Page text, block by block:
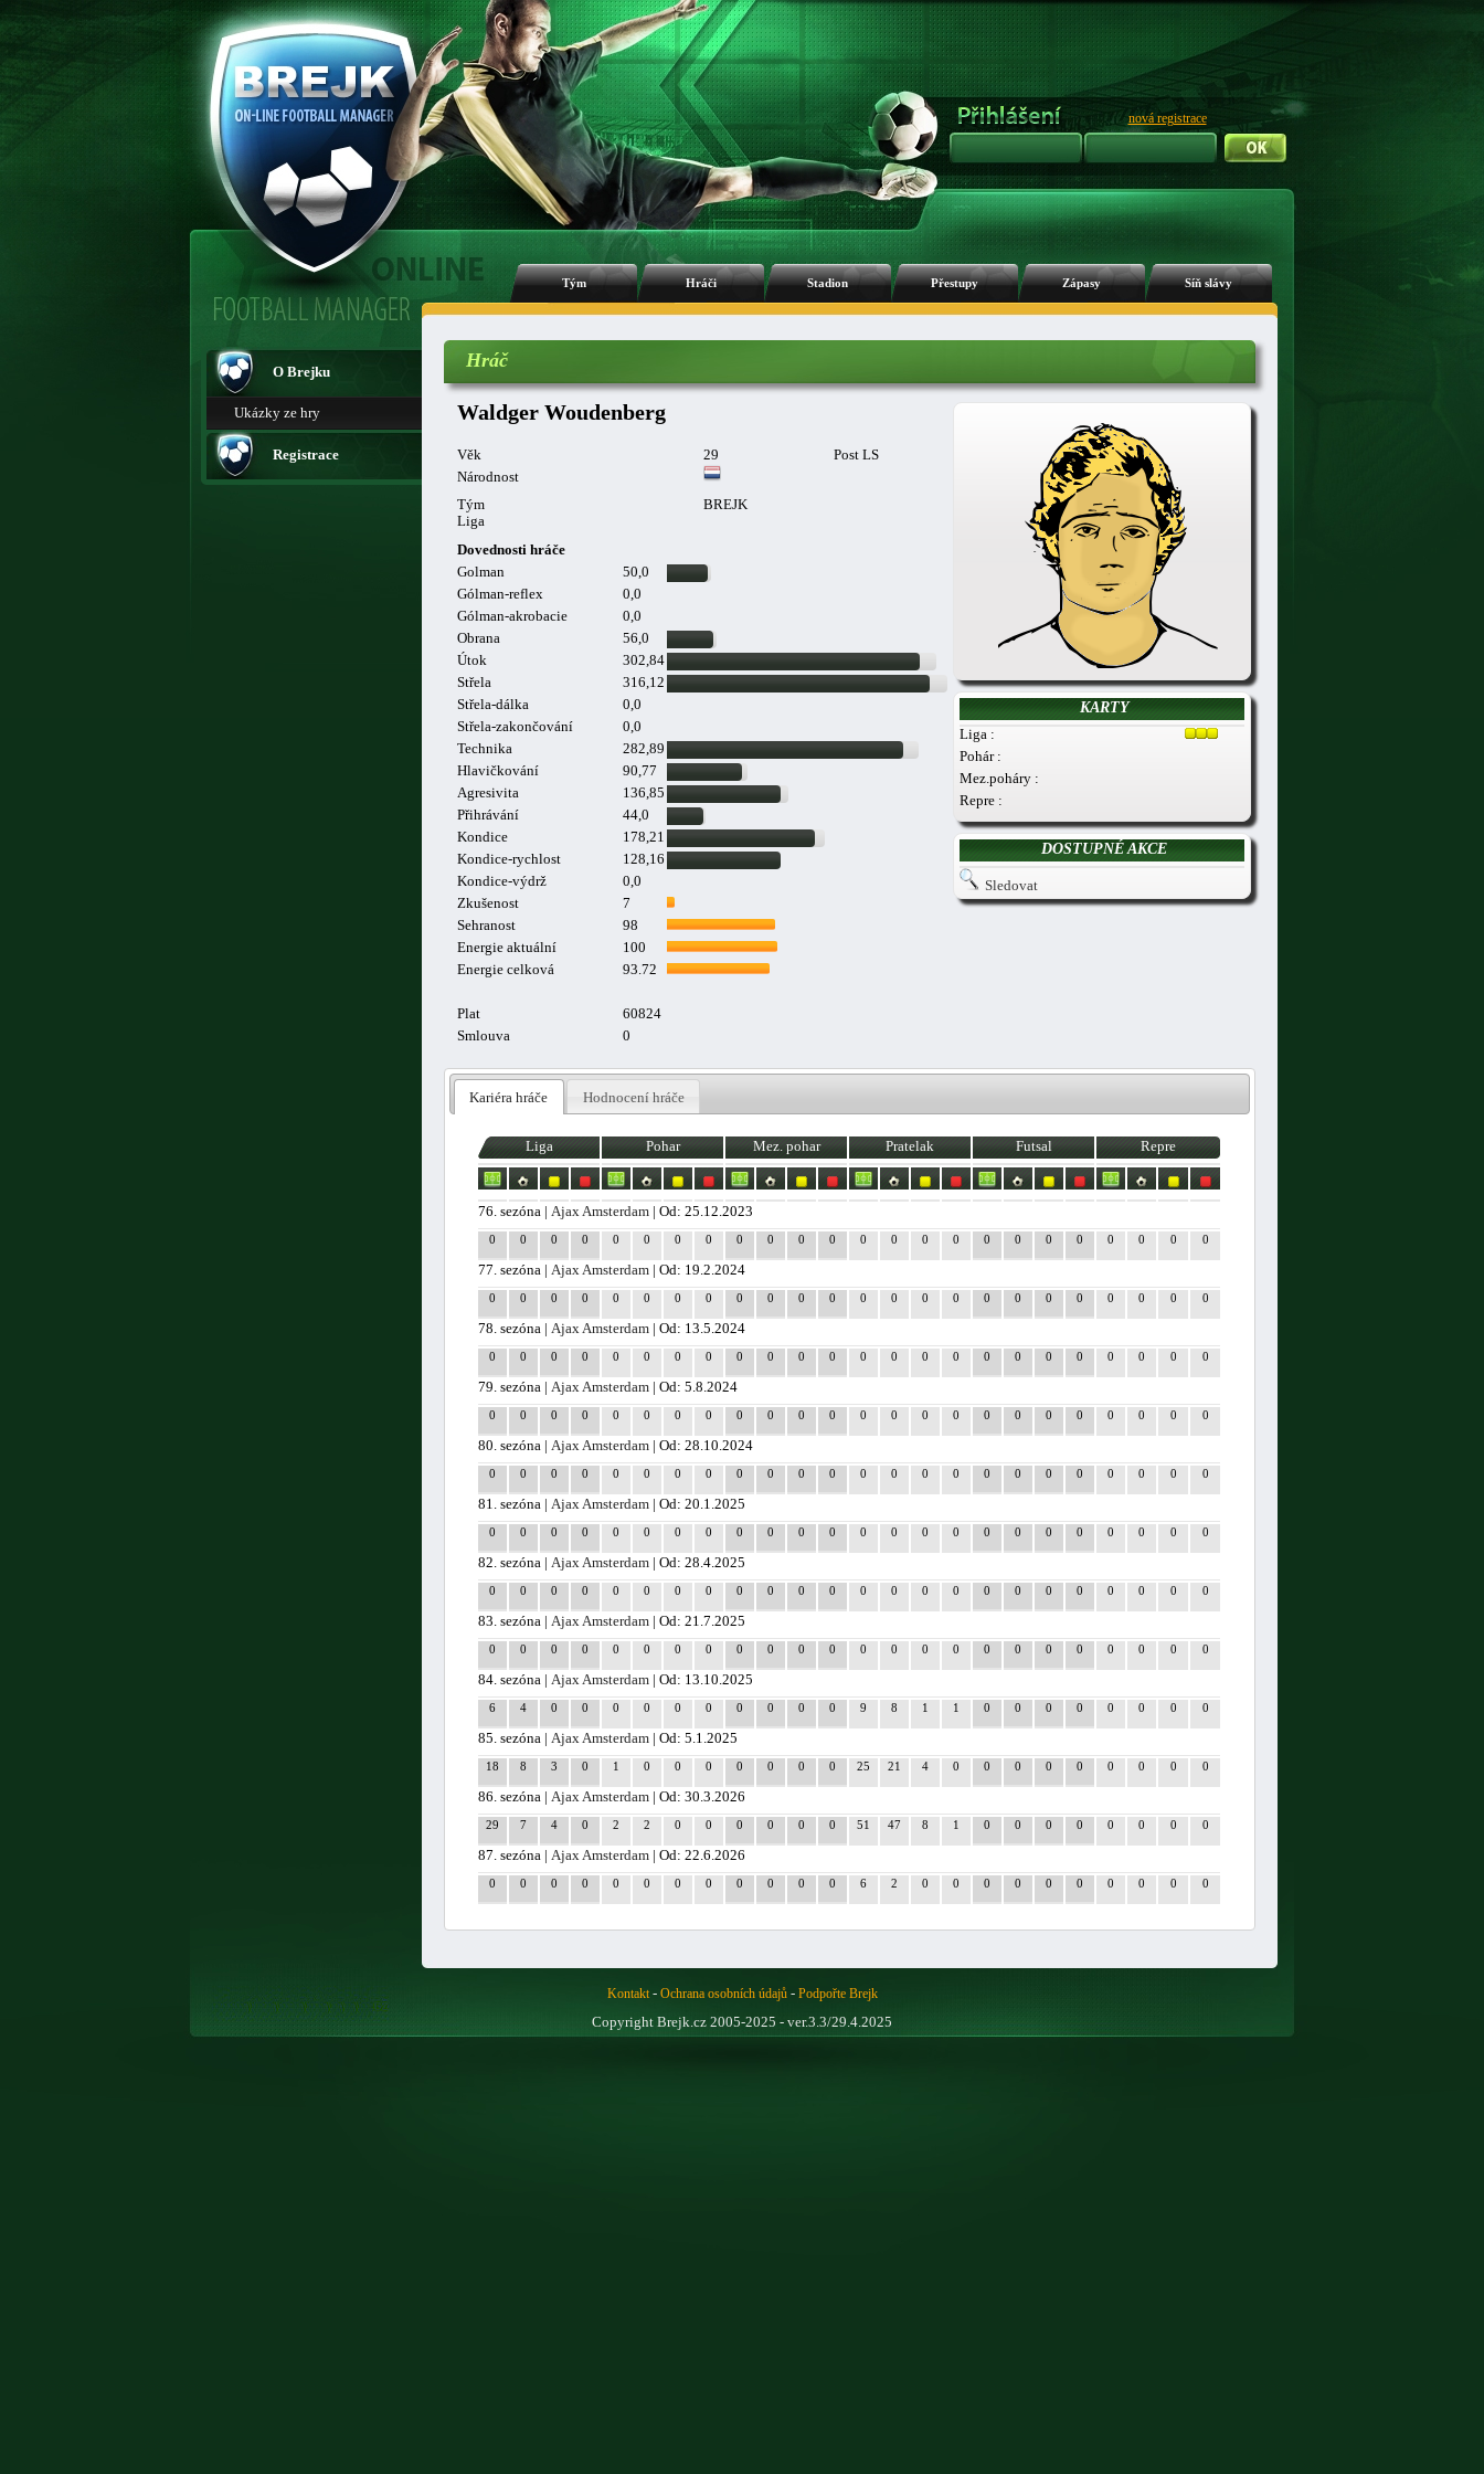
nová registrace
Tým Hráči Stadion Přestupy Zápasy Síň slávy
O Brejku
Ukázky ze hry
Registrace
Hráč
Waldger Woudenberg
Věk 29
Post LS
Národnost
Tým
BREJK
Liga
Dovednosti hráče
Golman
50,0
Gólman-reflex
0,0
Gólman-akrobacie
0,0
Obrana
56,0
Útok
302,84
Střela
316,12
Střela-dálka
0,0
Střela-zakončování
0,0
Technika
282,89
Hlavičkování
90,77
Agresivita
136,85
Přihrávání
44,0
Kondice
178,21
Kondice-rychlost
128,16
Kondice-výdrž
0,0
Zkušenost
7
Sehranost
98
Energie aktuální
100
Energie celková
93.72
Plat
60824
Smlouva
0
KARTY
Liga :
Pohár :
Mez.poháry :
Repre :
DOSTUPNÉ AKCE
Sledovat
Kariéra hráče Hodnocení hráče
Liga Pohar Mez. pohar Pratelak Futsal Repre
76. sezóna | Ajax Amsterdam | Od: 25.12.2023
0 0 0 0 0 0 0 0 0 0 0 0 0 0 0 0 0 0 0 0 0 0 0 0
77. sezóna | Ajax Amsterdam | Od: 19.2.2024
0 0 0 0 0 0 0 0 0 0 0 0 0 0 0 0 0 0 0 0 0 0 0 0
78. sezóna | Ajax Amsterdam | Od: 13.5.2024
0 0 0 0 0 0 0 0 0 0 0 0 0 0 0 0 0 0 0 0 0 0 0 0
79. sezóna | Ajax Amsterdam | Od: 5.8.2024
0 0 0 0 0 0 0 0 0 0 0 0 0 0 0 0 0 0 0 0 0 0 0 0
80. sezóna | Ajax Amsterdam | Od: 28.10.2024
0 0 0 0 0 0 0 0 0 0 0 0 0 0 0 0 0 0 0 0 0 0 0 0
81. sezóna | Ajax Amsterdam | Od: 20.1.2025
0 0 0 0 0 0 0 0 0 0 0 0 0 0 0 0 0 0 0 0 0 0 0 0
82. sezóna | Ajax Amsterdam | Od: 28.4.2025
0 0 0 0 0 0 0 0 0 0 0 0 0 0 0 0 0 0 0 0 0 0 0 0
83. sezóna | Ajax Amsterdam | Od: 21.7.2025
0 0 0 0 0 0 0 0 0 0 0 0 0 0 0 0 0 0 0 0 0 0 0 0
84. sezóna | Ajax Amsterdam | Od: 13.10.2025
6 4 0 0 0 0 0 0 0 0 0 0 9 8 1 1 0 0 0 0 0 0 0 0
85. sezóna | Ajax Amsterdam | Od: 5.1.2025
18 8 3 0 1 0 0 0 0 0 0 0 25 21 4 0 0 0 0 0 0 0 0 0
86. sezóna | Ajax Amsterdam | Od: 30.3.2026
29 7 4 0 2 2 0 0 0 0 0 0 51 47 8 1 0 0 0 0 0 0 0 0
87. sezóna | Ajax Amsterdam | Od: 22.6.2026
0 0 0 0 0 0 0 0 0 0 0 0 6 2 0 0 0 0 0 0 0 0 0 0
Kontakt- Ochrana osobních údajů- Podpořte Brejk
Copyright Brejk.cz 2005-2025 - ver.3.3/29.4.2025